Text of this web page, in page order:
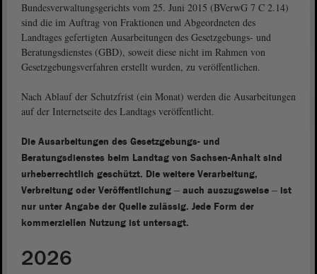
Bundesverwaltungsgerichts vom 25. Juni 2015 (BVerwG 7 C 2.14)
sind die im Auftrag von Fraktionen und Abgeordneten des
Landtages gefertigten Ausarbeitungen des Gesetzgebungs- und
Beratungsdienstes (GBD), soweit diese nicht im Rahmen von
Gesetzgebungsverfahren erstellt wurden, zu veröffentlichen.
Nach Ablauf der Schutzfrist (ein Monat) werden die Ausarbeitungen
auf der Internetseite des Landtags veröffentlicht.
Die Ausarbeitungen des Gesetzgebungs- und
Beratungsdienstes beim Landtag von Sachsen-Anhalt sind
urheberrechtlich geschützt. Die weitere Verarbeitung,
Verbreitung oder Veröffentlichung – auch auszugsweise – ist
nur unter Angabe der Quelle zulässig. Jede Form der
kommerziellen Nutzung ist untersagt.
2026